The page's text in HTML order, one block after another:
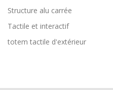
Structure alu carrée
Tactile et interactif
totem tactile d'extérieur